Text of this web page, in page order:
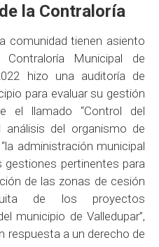
la Contraloría
comunidad tienen asiento
Municipal de
hizo una auditoría de
para evaluar su gestión
el llamado “Control del
análisis del organismo de
administración municipal
gestiones pertinentes para
de las zonas de cesión
de los proyectos
municipio de Valledupar”,
respuesta a un derecho de